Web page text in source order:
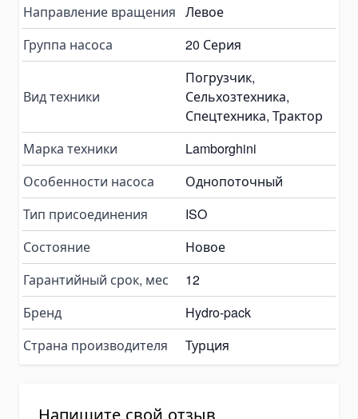
Насосы для спецтехники
Ручные гидронасосы
Пластинчатые насосы
Запчасти для гидравлических насосов
Pompa Hidrolik Excavator
Pompa Hidrolik Loader
Коробки отбора мощности
Гидрораспределители
Моноблочные гидрораспределители
Гидрораспределители для самосвалов
Гидравлические клапаны
Детали для гидрораспределителей
Angle Seat Valves
Solenoid Valves
Направление вращения Левое
Группа насоса
20 Серия
Вид техники
Погрузчик,
Сельхозтехника,
Спецтехника, Трактор
Марка техники
Lamborghini
Особенности насоса
Однопоточный
Тип присоединения
ISO
Состояние
Новое
Гарантийный срок, мес
12
Бренд
Hydro-pack
Страна производителя
Турция
Напишите свой отзыв